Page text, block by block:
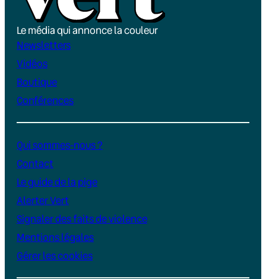
Le média qui annonce la couleur
Newsletters
Vidéos
Boutique
Conférences
Qui sommes-nous ?
Contact
Le guide de la pige
Alerter Vert
Signaler des faits de violence
Mentions légales
Gérer les cookies